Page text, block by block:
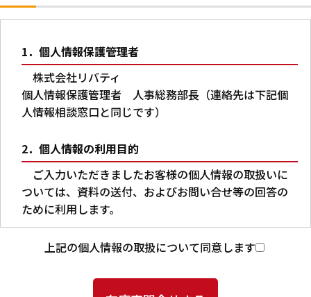
1．個人情報保護管理者
株式会社リバティ
個人情報保護管理者 人事総務部長（連絡先は下記個
人情報相談窓口と同じです）
2．個人情報の利用目的
ご入力いただきましたお客様の個人情報の取扱いに
ついては、資料の送付、およびお問い合せ等の回答の
ために利用します。
3．第三者への提供
上記の個人情報の取扱について同意します